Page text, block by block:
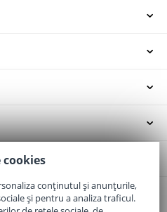
cookies
conținutul și anunțurile,
și pentru a analiza traficul.